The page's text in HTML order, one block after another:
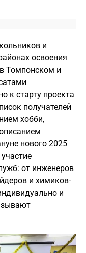
и
освоения
Томпонском и
к старту проекта
получателей
хобби,
нового 2025
от инженеров
и химиков-
и